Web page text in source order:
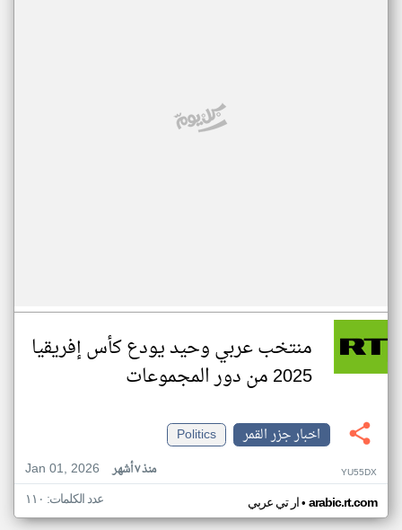
منتخب عربي وحيد يودع كأس إفريقيا
2025 من دور المجموعات
اخبار جزر القمر
Politics
Jan 01, 2026
منذ ٧ أشهر YU55DX
ار تي عربي• arabic.rt.com عدد الكلمات: ١١٠